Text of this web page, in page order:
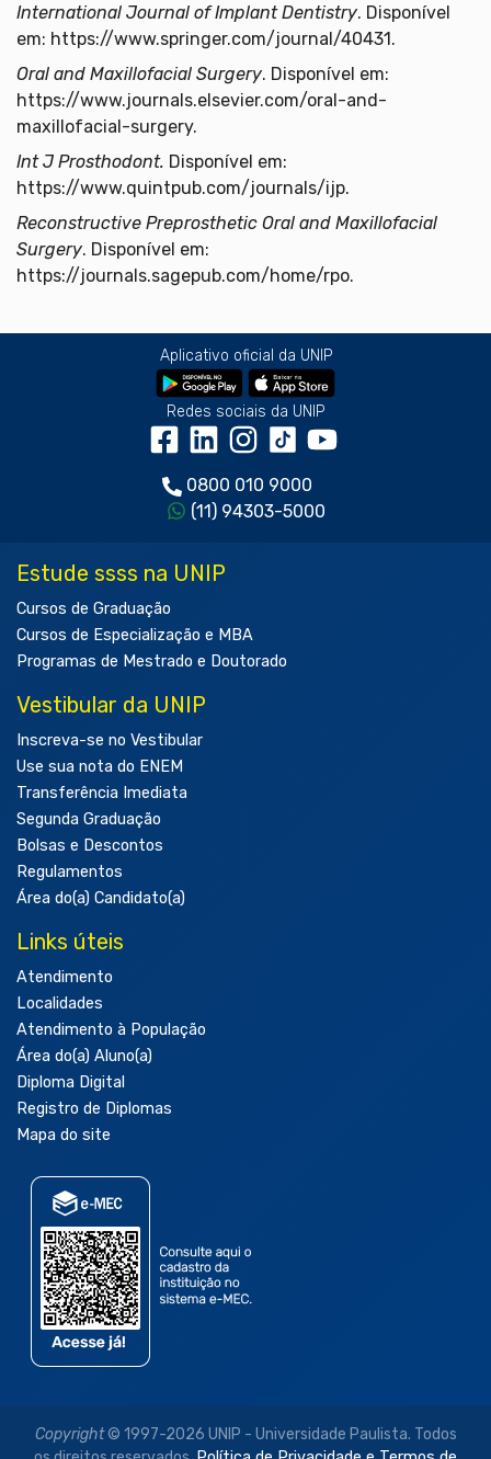
International Journal of Implant Dentistry. Disponível
em: https://www.springer.com/journal/40431.
Oral and Maxillofacial Surgery. Disponível em:
https://www.journals.elsevier.com/oral-and-
maxillofacial-surgery.
Int J Prosthodont. Disponível em:
https://www.quintpub.com/journals/ijp.
Reconstructive Preprosthetic Oral and Maxillofacial
Surgery. Disponível em:
https://journals.sagepub.com/home/rpo.
Aplicativo oficial da UNIP
Redes sociais da UNIP
0800 010 9000
(11) 94303-5000
Estude ssss na UNIP
Cursos de Graduação
Cursos de Especialização e MBA
Programas de Mestrado e Doutorado
Vestibular da UNIP
Inscreva-se no Vestibular
Use sua nota do ENEM
Transferência Imediata
Segunda Graduação
Bolsas e Descontos
Regulamentos
Área do(a) Candidato(a)
Links úteis
Atendimento
Localidades
Atendimento à População
Área do(a) Aluno(a)
Diploma Digital
Registro de Diplomas
Mapa do site
Copyright© 1997-2026 UNIP - Universidade Paulista. Todos